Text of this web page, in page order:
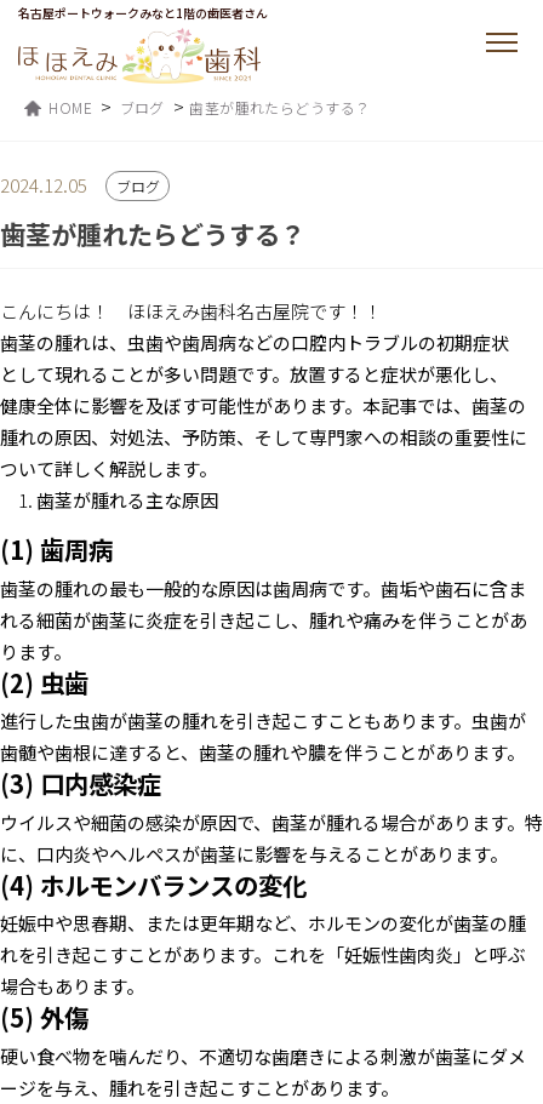
名古屋ポートウォークみなと1階の歯医者さん
HOME > ブログ > 歯茎が腫れたらどうする？
2024.12.05 ブログ
歯茎が腫れたらどうする？
こんにちは！ ほほえみ歯科名古屋院です！！
歯茎の腫れは、虫歯や歯周病などの口腔内トラブルの初期症状
として現れることが多い問題です。放置すると症状が悪化し、
健康全体に影響を及ぼす可能性があります。本記事では、歯茎の
腫れの原因、対処法、予防策、そして専門家への相談の重要性に
ついて詳しく解説します。
歯茎が腫れる主な原因
(1) 歯周病
歯茎の腫れの最も一般的な原因は歯周病です。歯垢や歯石に含ま
れる細菌が歯茎に炎症を引き起こし、腫れや痛みを伴うことがあ
ります。
(2) 虫歯
進行した虫歯が歯茎の腫れを引き起こすこともあります。虫歯が
歯髄や歯根に達すると、歯茎の腫れや膿を伴うことがあります。
(3) 口内感染症
ウイルスや細菌の感染が原因で、歯茎が腫れる場合があります。特
に、口内炎やヘルペスが歯茎に影響を与えることがあります。
(4) ホルモンバランスの変化
妊娠中や思春期、または更年期など、ホルモンの変化が歯茎の腫
れを引き起こすことがあります。これを「妊娠性歯肉炎」と呼ぶ
場合もあります。
(5) 外傷
硬い食べ物を噛んだり、不適切な歯磨きによる刺激が歯茎にダメ
ージを与え、腫れを引き起こすことがあります。